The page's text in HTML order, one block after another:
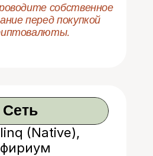
собственное
перед покупкой
Сеть
(Native),